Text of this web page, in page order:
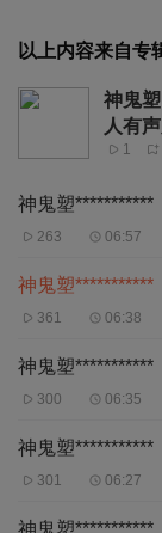
以上内容来自专
神鬼
人有
1
神鬼塑***********
263 06:57
神鬼塑***********
361 06:38
神鬼塑***********
300 06:35
神鬼塑***********
301 06:27
神鬼塑***********